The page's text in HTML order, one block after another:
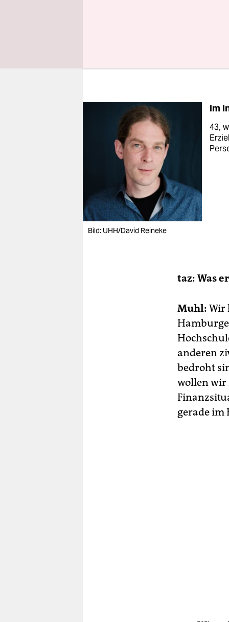
haben
Bild: UHH/David Reineke
Im
43,
taz: Was
Muhl: Wir
anderen
bedroht
wollen wir
gerade im